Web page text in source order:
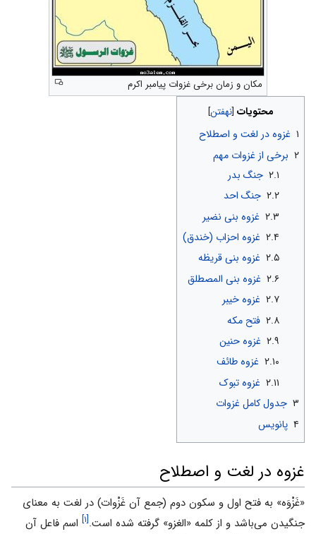
مکان و زمان برخی غزوات پیامبر اکرم
محتویات
۱ غزوه در لغت و اصطلاح
۲ برخی از غزوات مهم
۲.۱ جنگ بدر
۲.۲ جنگ احد
۲.۳ غزوه بنی نضیر
۲.۴ غزوه احزاب (خندق)
۲.۵ غزوه بنی قریظه
۲.۶ غزوه بنی المصطلق
۲.۷ غزوه خیبر
۲.۸ فتح مکه
۲.۹ غزوه حنین
۲.۱۰ غزوه طائف
۲.۱۱ غزوه تبوک
۳ جدول کامل غزوات
۴ پانویس
غزوه در لغت و اصطلاح
«غَزْوَه» به فتح اول و سکون دوم (جمع آن غَزْوات) در لغت به معنای
جنگیدن می‌باشد و از کلمه «الغزو» گرفته شده است.[۱]
اسم فاعل آن